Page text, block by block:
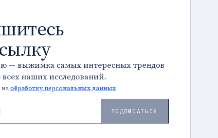
— выжимка самых интересных трендов
наших исследований.
наобработку персональных данных
ПОДПИСАТЬСЯ